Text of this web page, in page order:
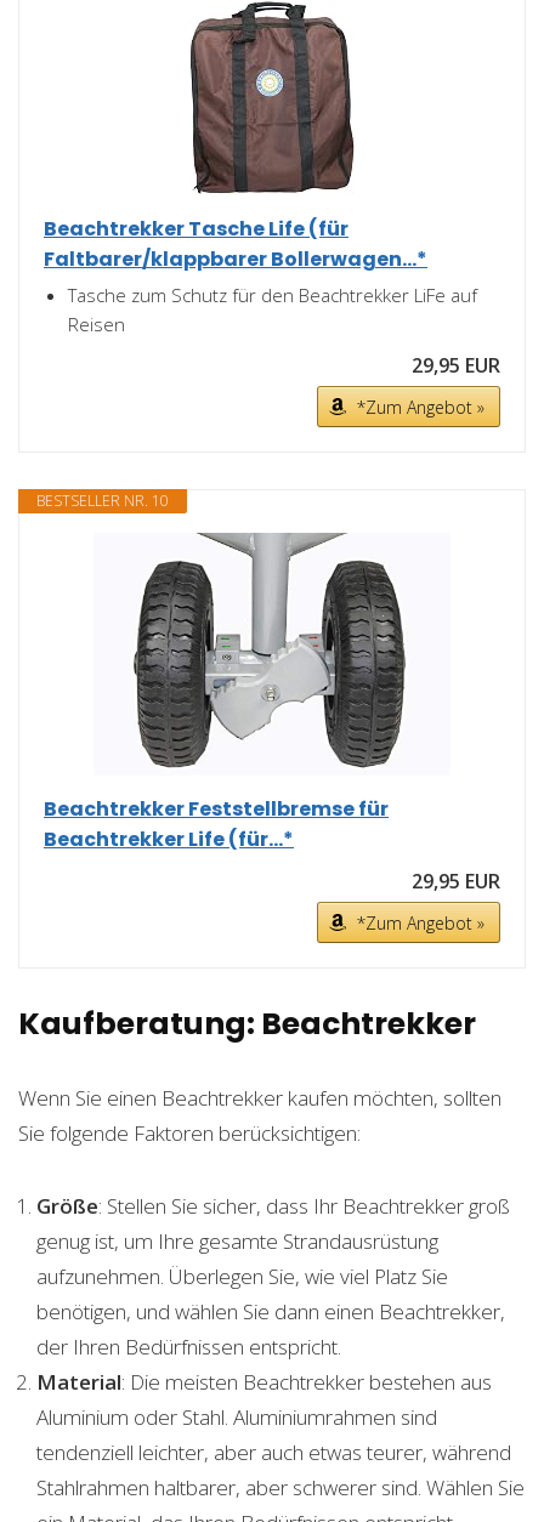
Beachtrekker Tasche Life (für
Faltbarer/klappbarer Bollerwagen...*
Tasche zum Schutz für den Beachtrekker LiFe auf
Reisen
29,95 EUR
*Zum Angebot »
BESTSELLER NR. 10
Beachtrekker Feststellbremse für
Beachtrekker Life (für...*
29,95 EUR
*Zum Angebot »
Kaufberatung: Beachtrekker
Wenn Sie einen Beachtrekker kaufen möchten, sollten
Sie folgende Faktoren berücksichtigen:
Größe: Stellen Sie sicher, dass Ihr Beachtrekker groß
genug ist, um Ihre gesamte Strandausrüstung
aufzunehmen. Überlegen Sie, wie viel Platz Sie
benötigen, und wählen Sie dann einen Beachtrekker,
der Ihren Bedürfnissen entspricht.
Material: Die meisten Beachtrekker bestehen aus
Aluminium oder Stahl. Aluminiumrahmen sind
tendenziell leichter, aber auch etwas teurer, während
Stahlrahmen haltbarer, aber schwerer sind. Wählen Sie